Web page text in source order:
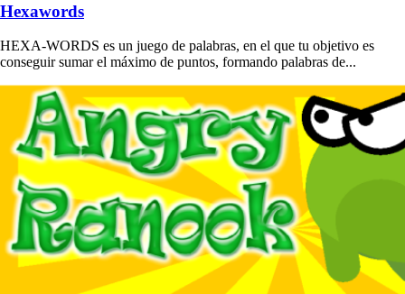
Hexawords
HEXA-WORDS es un juego de palabras, en el que tu objetivo es
conseguir sumar el máximo de puntos, formando palabras de...